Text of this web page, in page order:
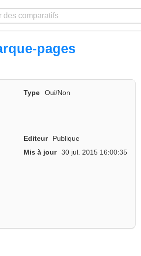
pages
Type
Oui/Non
Editeur
Publique
Mis à jour
30 jul. 2015 16:00:35